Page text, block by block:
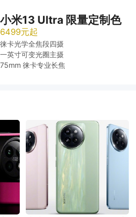
小米13 Ultra 限量定制色
6499元起
徕卡光学全焦段四摄
一英寸可变光圈主摄
75mm 徕卡专业长焦